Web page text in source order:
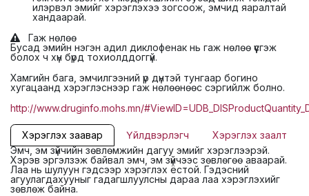
илэрвэл эмийг хэрэглэхээ зогсоож, эмчид яаралтай
хандаарай.
Гаж нөлөө
Бусад эмийн нэгэн адил диклофенак нь гаж нөлөө үүсгэж
болох ч хүн бүрд тохиолддоггүй.
Хамгийн бага, эмчилгээний үр дүнтэй тунгаар богино
хугацаанд хэрэглэснээр гаж нөлөөнөөс сэргийлж болно.
http://www.druginfo.mohs.mn/
Хэрэглэх заавар Үйлдвэрлэгч
Хэрэглэх заалт
Эмч, эм зүйчийн зөвлөмжийн дагуу эмийг хэрэглээрэй.
Хэрэв эргэлзэж байвал эмч, эм зүйчээс зөвлөгөө аваарай.
Лаа нь шулуун гэдсээр хэрэглэх ёстой. Гэдэсний
агуулагдахууныг гадагшлуулсны дараа лаа хэрэглэхийг
зөвлөж байна.